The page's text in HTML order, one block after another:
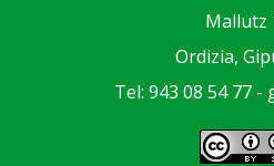
Mallutz
Ordizia,
Tel: 943 08 54 77 -